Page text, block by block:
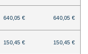
640,05 € 640,05 €
150,45 € 150,45 €